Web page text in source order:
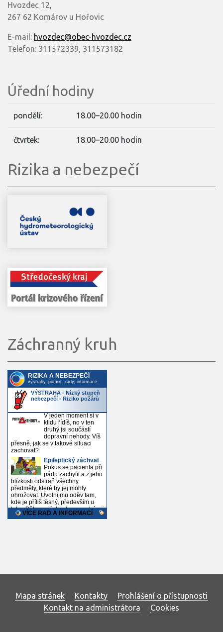
Hvozdec 12,
267 62 Komárov u Hořovic
E-mail: hvozdec@obec-hvozdec.cz
Telefon: 311572339, 311573182
Úřední hodiny
pondělí: 18.00–20.00 hodin
čtvrtek: 18.00–20.00 hodin
Rizika a nebezpečí
Záchranný kruh
Mapa stránek Kontakty
Prohlášení o přístupnosti
Kontakt na administrátora
Cookies